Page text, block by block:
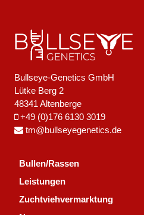
Bullseye-Genetics GmbH
Lütke Berg 2
48341 Altenberge
+49 (0)176 6130 3019
tm@bullseyegenetics.de
Bullen/Rassen
Leistungen
Zuchtviehvermarktung